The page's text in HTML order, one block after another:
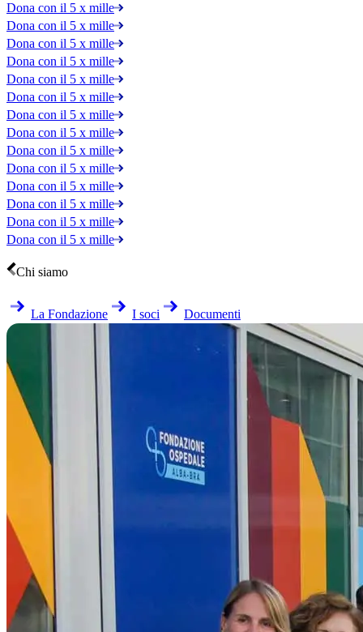
Dona con il 5 x mille
Dona con il 5 x mille
Dona con il 5 x mille
Dona con il 5 x mille
Dona con il 5 x mille
Dona con il 5 x mille
Dona con il 5 x mille
Dona con il 5 x mille
Dona con il 5 x mille
Dona con il 5 x mille
Dona con il 5 x mille
Dona con il 5 x mille
Dona con il 5 x mille
Dona con il 5 x mille
Chi siamo
La Fondazione I soci Documenti